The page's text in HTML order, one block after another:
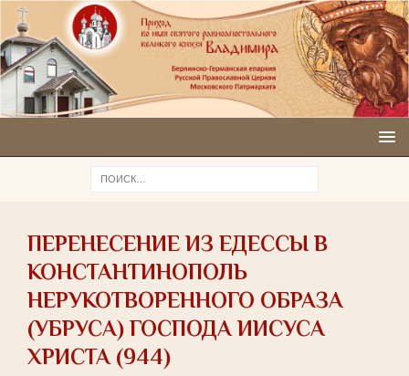
ПЕРЕНЕСЕНИЕ ИЗ ЕДЕССЫ В
КОНСТАНТИНОПОЛЬ
НЕРУКОТВОРЕННОГО ОБРАЗА
(УБРУСА) ГОСПОДА ИИСУСА
ХРИСТА (944)